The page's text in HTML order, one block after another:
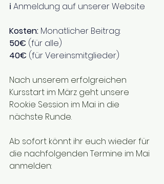
ℹ️ Anmeldung auf unserer Website
Kosten: Monatlicher Beitrag:
50€ (für alle)
40€ (für Vereinsmitglieder)
Nach unserem erfolgreichen
Kursstart im März geht unsere
Rookie Session im Mai in die
nächste Runde.
Ab sofort könnt ihr euch wieder für
die nachfolgenden Termine im Mai
anmelden: